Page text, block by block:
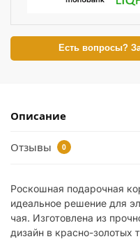
Есть вопросы?
Описание
Отзывы 0
Роскошная подарочная
идеальное решение для
чая. Изготовлена ​​из
дизайн в красно-золотых